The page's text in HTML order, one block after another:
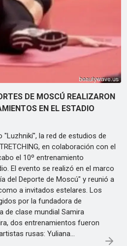
DE MOSCÚ REALIZARON
EN EL ESTADIO
"Luzhnikí", la red de estudios de
en colaboración con el
el 10º entrenamiento
El evento se realizó en el marco
del Deporte de Moscú" y reunió a
a invitados estelares. Los
por la fundadora de
de clase mundial Samira
dos entrenamientos fueron
rusas: Yuliana…